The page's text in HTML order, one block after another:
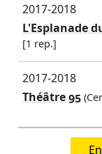
2017-2018
L'Esplanade
[1 rep.]
2017-2018
Théâtre 95